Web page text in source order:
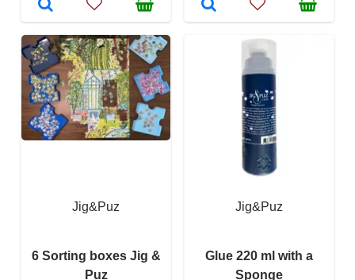
Jig&Puz
6 Sorting boxes Jig &
Puz
Jig&Puz
Glue 220 ml with a
Sponge